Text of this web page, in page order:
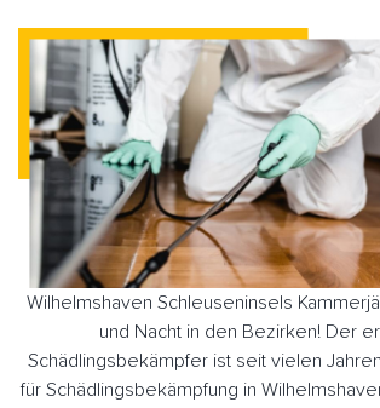
Wilhelmshaven Schleuseninsels
und Nacht in den Bezirken! Der
Schädlingsbekämpfer ist seit vielen
für Schädlingsbekämpfung in